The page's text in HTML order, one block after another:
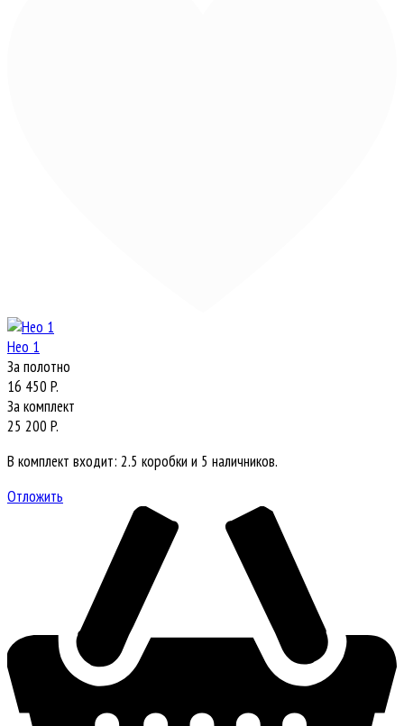
Нео 1
За полотно
16 450 P.
За комплект
25 200 P.
В комплект входит: 2.5 коробки и 5 наличников.
Отложить